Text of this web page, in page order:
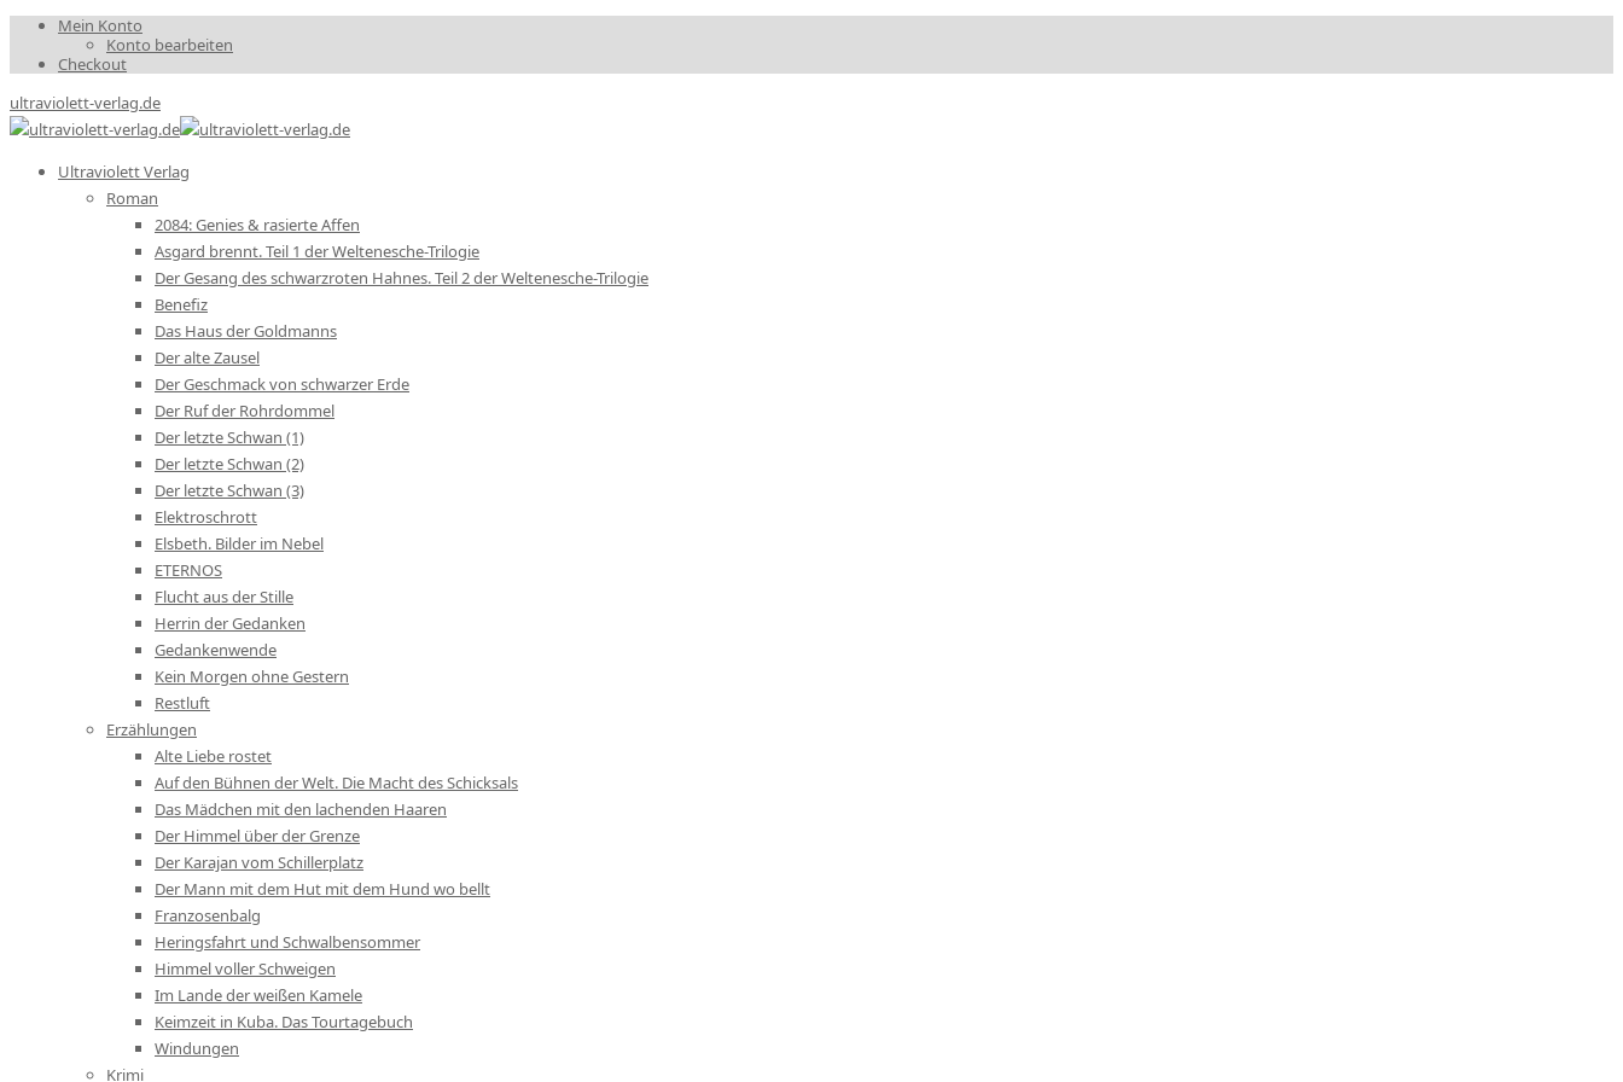
Mein Konto
Konto bearbeiten
Checkout
ultraviolett-verlag.de
Ultraviolett Verlag
Roman
2084: Genies & rasierte Affen
Asgard brennt. Teil 1 der Weltenesche-Trilogie
Der Gesang des schwarzroten Hahnes. Teil 2 der Weltenesche-Trilogie
Benefiz
Das Haus der Goldmanns
Der alte Zausel
Der Geschmack von schwarzer Erde
Der Ruf der Rohrdommel
Der letzte Schwan (1)
Der letzte Schwan (2)
Der letzte Schwan (3)
Elektroschrott
Elsbeth. Bilder im Nebel
ETERNOS
Flucht aus der Stille
Herrin der Gedanken
Gedankenwende
Kein Morgen ohne Gestern
Restluft
Erzählungen
Alte Liebe rostet
Auf den Bühnen der Welt. Die Macht des Schicksals
Das Mädchen mit den lachenden Haaren
Der Himmel über der Grenze
Der Karajan vom Schillerplatz
Der Mann mit dem Hut mit dem Hund wo bellt
Franzosenbalg
Heringsfahrt und Schwalbensommer
Himmel voller Schweigen
Im Lande der weißen Kamele
Keimzeit in Kuba. Das Tourtagebuch
Windungen
Krimi